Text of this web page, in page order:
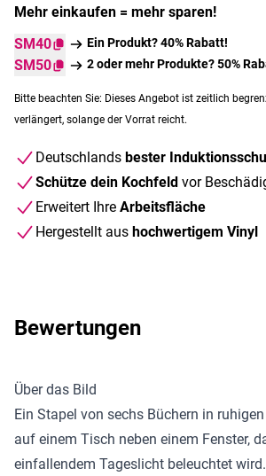
Mehr einkaufen = mehr sparen!
SM40
Ein Produkt? 40% Rabatt!
SM50 2 oder mehr Produkte? 50%
Bitte beachten Sie: Dieses Angebot ist zeitlich
verlängert, solange der Vorrat reicht.
Deutschlands bester
Schütze dein Kochfeld vor
Erweitert Ihre Arbeitsfläche
Hergestellt aus hochwertigem Vinyl
Bewertungen
Über das Bild
Ein Stapel von sechs Büchern in
auf einem Tisch neben einem Fenster,
einfallendem Tageslicht beleuchtet wird.